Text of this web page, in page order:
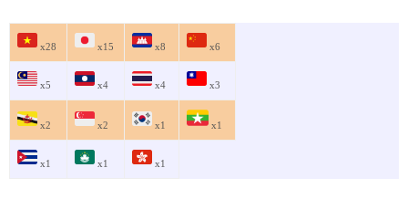
x28 x15 x8 x6
x5 x4 x4 x3
x2 x2 x1 x1
x1 x1 x1